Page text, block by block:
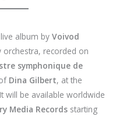
album by Voivod
recorded on
symphonique de
Dina Gilbert, at the
will be available worldwide
Media Records starting